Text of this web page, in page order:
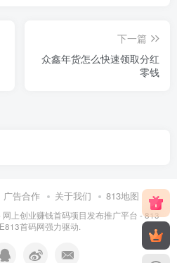
下一篇
众鑫年货怎么快速领取分红
零钱
广告合作 关于我们 813地图
网上创业赚钱首码项目发布推广平台 - 813
E813首码网强力驱动.